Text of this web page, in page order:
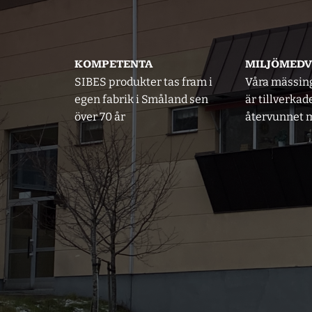
KOMPETENTA
SIBES produkter tas fram i
egen fabrik i Småland sen
över 70 år
Våra
är
återvunnet